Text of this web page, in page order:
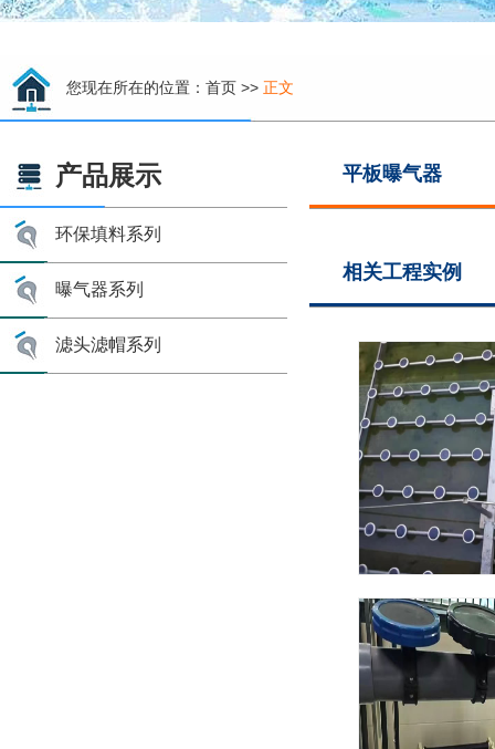
您现在所在的位置： 首页 >> 正文
产品展示
环保填料系列
曝气器系列
滤头滤帽系列
平板曝气器
相关工程实例